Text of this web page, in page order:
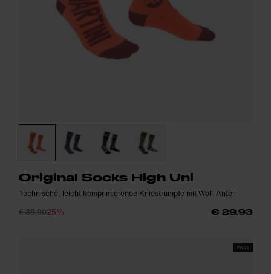
Original Socks High Uni
Technische, leicht komprimierende Kniestrümpfe mit Woll-Anteil
€ 39,9025% € 29,93
FW25